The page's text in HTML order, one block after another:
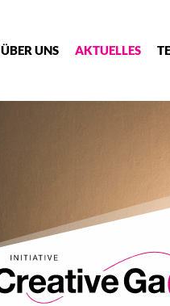
ÜBER UNS AKTUELLES